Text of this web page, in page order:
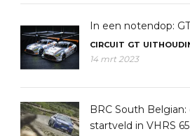
In een notendop: GT
CIRCUIT GT
14 mrt 2023
BRC South
startveld in VHRS